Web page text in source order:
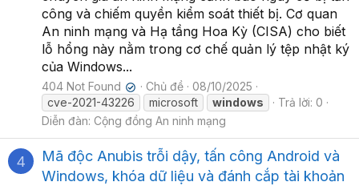
công và chiếm quyền kiểm soát thiết bị. Cơ quan
An ninh mạng và Hạ tầng Hoa Kỳ (CISA) cho biết
lỗ hổng này nằm trong cơ chế quản lý tệp nhật ký
của Windows...
404 Not Found ✔ Chủ đề
08/10/2025
cve-2021-43226
microsoft windows
Trả lời: 0
Diễn đàn: Cộng đồng An ninh mạng
4
Mã độc Anubis trỗi dậy, tấn công Android và
Windows, khóa dữ liệu và đánh cắp tài khoản